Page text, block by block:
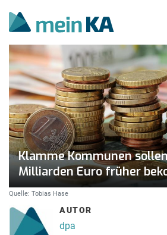
Klamme Kommunen
Milliarden Euro früher
Quelle: Tobias Hase
AUTOR
dpa